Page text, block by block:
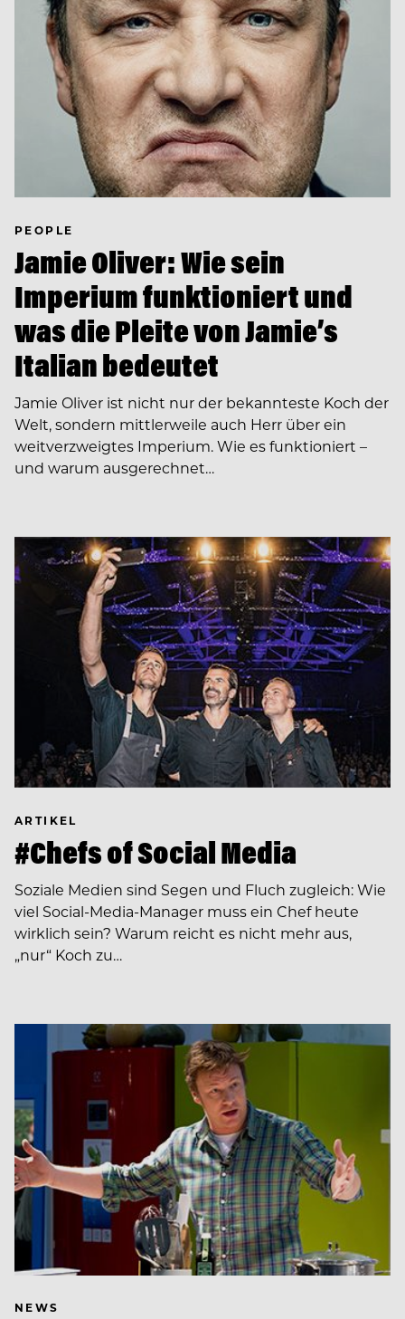
PEOPLE
Jamie Oliver: Wie sein
Imperium funktioniert und
was die Pleite von Jamie’s
Italian bedeutet
Jamie Oliver ist nicht nur der bekannteste Koch der
Welt, sondern mittlerweile auch Herr über ein
weitverzweigtes Imperium. Wie es funktioniert –
und warum ausgerechnet…
ARTIKEL
#Chefs of Social Media
Soziale Medien sind Segen und Fluch zugleich: Wie
viel Social-Media-Manager muss ein Chef heute
wirklich sein? Warum reicht es nicht mehr aus,
„nur“ Koch zu…
NEWS